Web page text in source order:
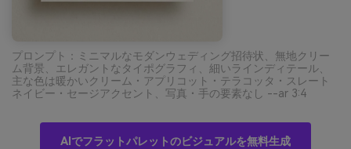
プロンプト：ミニマルなモダンウェディング招待状、無地クリー
ム背景、エレガントなタイポグラフィ、細いラインディテール、
主な色は暖かいクリーム・アプリコット・テラコッタ・スレート
ネイビー・セージアクセント、写真・手の要素なし --ar 3:4
AIでフラットパレットのビジュアルを無料生成